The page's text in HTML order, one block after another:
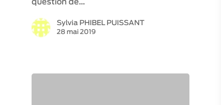
question de…
Sylvia PHIBEL PUISSANT
28 mai 2019